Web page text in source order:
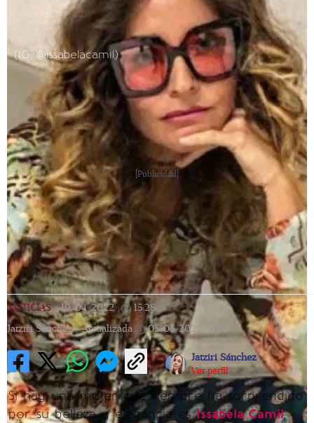
(IG: @issabelacamil)
[Publicidad]
NOTICIAS | 19/04/2022 15:28
Jatziri Sanchez | Actualizada 05/05/2023 10:30
Jatziri Sánchez
Ver perfil
Si hay una mujer que siempre ha sorprendido
por su belleza y elegancia esIssabela Camil,